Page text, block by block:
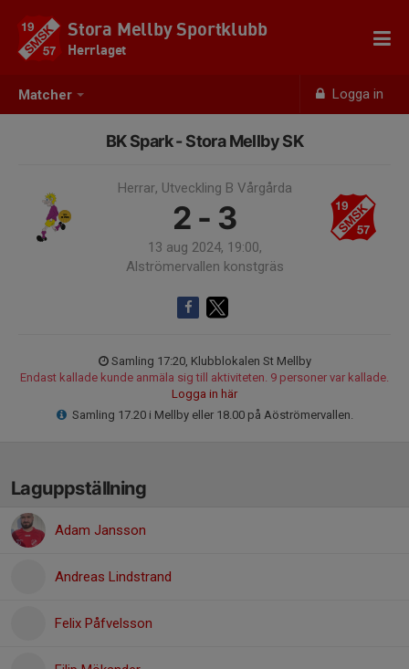
Matcher Logga in
Stora Mellby Sportklubb
Herrlaget
BK Spark - Stora Mellby SK
Herrar, Utveckling B Vårgårda
2 - 3
13 aug 2024, 19:00,
Alströmervallen konstgräs
Samling 17:20, Klubblokalen St Mellby
Endast kallade kunde anmäla sig till aktiviteten. 9 personer var kallade.
Logga in här
Samling 17.20 i Mellby eller 18.00 på Aöströmervallen.
Laguppställning
Adam Jansson
Andreas Lindstrand
Felix Påfvelsson